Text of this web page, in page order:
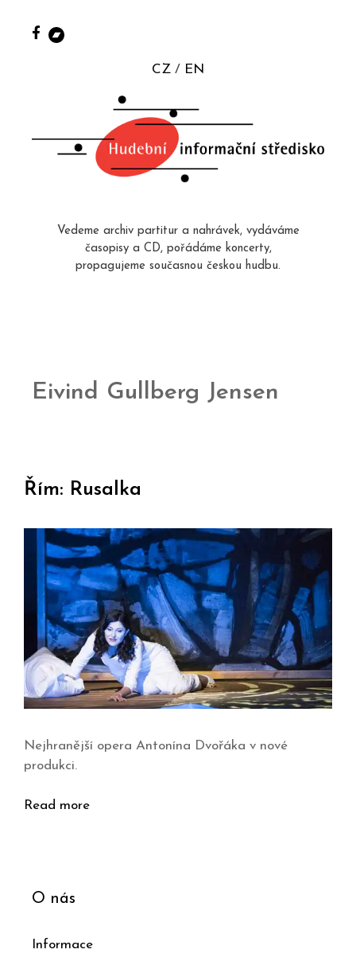
CZ EN
Vedeme archiv partitur a nahrávek, vydáváme
časopisy a CD, pořádáme koncerty,
propagujeme současnou českou hudbu.
Eivind Gullberg Jensen
Řím: Rusalka
Nejhranější opera Antonína Dvořáka v nové
produkci.
Read more
O nás
Informace